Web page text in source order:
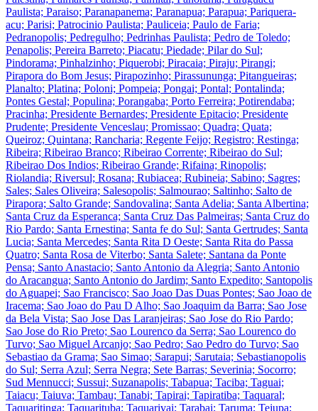
Paulista; Paraiso; Paranapanema; Paranapua; Parapua; Pariquera-
acu; Parisi; Patrocinio Paulista; Pauliceia; Paulo de Faria;
Pedranopolis; Pedregulho; Pedrinhas Paulista; Pedro de Toledo;
Penapolis; Pereira Barreto; Piacatu; Piedade; Pilar do Sul;
Pindorama; Pinhalzinho; Piquerobi; Piracaia; Piraju; Pirangi;
Pirapora do Bom Jesus; Pirapozinho; Pirassununga; Pitangueiras;
Planalto; Platina; Poloni; Pompeia; Pongai; Pontal; Pontalinda;
Pontes Gestal; Populina; Porangaba; Porto Ferreira; Potirendaba;
Pracinha; Presidente Bernardes; Presidente Epitacio; Presidente
Prudente; Presidente Venceslau; Promissao; Quadra; Quata;
Queiroz; Quintana; Rancharia; Regente Feijo; Registro; Restinga;
Ribeira; Ribeirao Branco; Ribeirao Corrente; Ribeirao do Sul;
Ribeirao Dos Indios; Ribeirao Grande; Rifaina; Rinopolis;
Riolandia; Riversul; Rosana; Rubiacea; Rubineia; Sabino; Sagres;
Sales; Sales Oliveira; Salesopolis; Salmourao; Saltinho; Salto de
Pirapora; Salto Grande; Sandovalina; Santa Adelia; Santa Albertina;
Santa Cruz da Esperanca; Santa Cruz Das Palmeiras; Santa Cruz do
Rio Pardo; Santa Ernestina; Santa fe do Sul; Santa Gertrudes; Santa
Lucia; Santa Mercedes; Santa Rita D Oeste; Santa Rita do Passa
Quatro; Santa Rosa de Viterbo; Santa Salete; Santana da Ponte
Pensa; Santo Anastacio; Santo Antonio da Alegria; Santo Antonio
do Aracangua; Santo Antonio do Jardim; Santo Expedito; Santopolis
do Aguapei; Sao Francisco; Sao Joao Das Duas Pontes; Sao Joao de
Iracema; Sao Joao do Pau D Alho; Sao Joaquim da Barra; Sao Jose
da Bela Vista; Sao Jose Das Laranjeiras; Sao Jose do Rio Pardo;
Sao Jose do Rio Preto; Sao Lourenco da Serra; Sao Lourenco do
Turvo; Sao Miguel Arcanjo; Sao Pedro; Sao Pedro do Turvo; Sao
Sebastiao da Grama; Sao Simao; Sarapui; Sarutaia; Sebastianopolis
do Sul; Serra Azul; Serra Negra; Sete Barras; Severinia; Socorro;
Sud Mennucci; Sussui; Suzanapolis; Tabapua; Taciba; Taguai;
Taiacu; Taiuva; Tambau; Tanabi; Tapirai; Tapiratiba; Taquaral;
Taquaritinga; Taquarituba; Taquarivai; Tarabai; Taruma; Tejupa;